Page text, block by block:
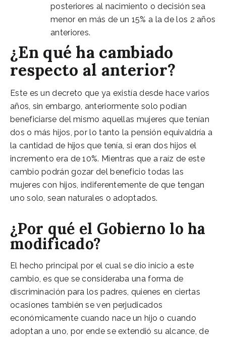
posteriores al nacimiento o decisión sea
menor en más de un 15% a la de los 2 años
anteriores.
¿En qué ha cambiado
respecto al anterior?
Este es un decreto que ya existía desde hace varios
años, sin embargo, anteriormente solo podían
beneficiarse del mismo aquellas mujeres que tenían
dos o más hijos, por lo tanto la pensión equivaldría a
la cantidad de hijos que tenía, si eran dos hijos el
incremento era de 10%. Mientras que a raíz de este
cambio podrán gozar del beneficio todas las
mujeres con hijos, indiferentemente de que tengan
uno solo, sean naturales o adoptados.
¿Por qué el Gobierno lo ha
modificado?
El hecho principal por el cual se dio inicio a este
cambio, es que se consideraba una forma de
discriminación para los padres, quienes en ciertas
ocasiones también se ven perjudicados
económicamente cuando nace un hijo o cuando
adoptan a uno, por ende se extendió su alcance, de